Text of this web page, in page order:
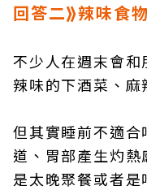
回答二⟫辣味食物
不少人在週末會
辣味的下酒菜、麻
但其實睡前不適
道、胃部產生灼
是太晚聚餐或者